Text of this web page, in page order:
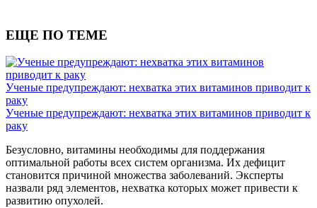
ЕЩЕ ПО ТЕМЕ
Ученые предупреждают: нехватка этих витаминов приводит к
раку
Ученые предупреждают: нехватка этих витаминов приводит к
раку
Безусловно, витамины необходимы для поддержания
оптимальной работы всех систем организма. Их дефицит
становится причиной множества заболеваний. Эксперты
назвали ряд элементов, нехватка которых может привести к
развитию опухолей.